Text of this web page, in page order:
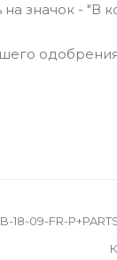
значок - "В
18-09-FR-